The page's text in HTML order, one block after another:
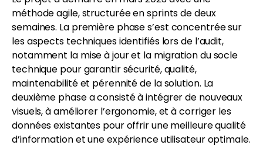
méthode agile, structurée en sprints de deux
semaines. La première phase s’est concentrée sur
les aspects techniques identifiés lors de l’audit,
notamment la mise à jour et la migration du socle
technique pour garantir sécurité, qualité,
maintenabilité et pérennité de la solution. La
deuxième phase a consisté à intégrer de nouveaux
visuels, à améliorer l’ergonomie, et à corriger les
données existantes pour offrir une meilleure qualité
d’information et une expérience utilisateur optimale.